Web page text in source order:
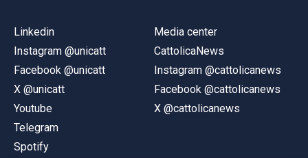
Linkedin
Instagram @unicatt
Facebook @unicatt
X @unicatt
Youtube
Telegram
Spotify
Media center
CattolicaNews
Instagram @cattolicanews
Facebook @cattolicanews
X @cattolicanews